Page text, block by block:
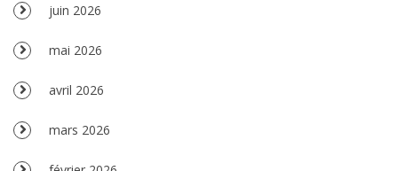
juin 2026
mai 2026
avril 2026
mars 2026